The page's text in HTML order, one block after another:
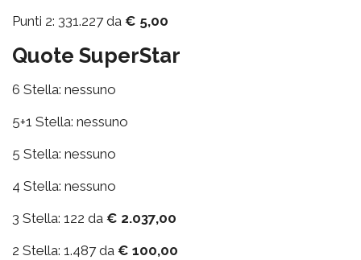
Punti 2: 331.227 da € 5,00
Quote SuperStar
6 Stella: nessuno
5+1 Stella: nessuno
5 Stella: nessuno
4 Stella: nessuno
3 Stella: 122 da € 2.037,00
2 Stella: 1.487 da € 100,00